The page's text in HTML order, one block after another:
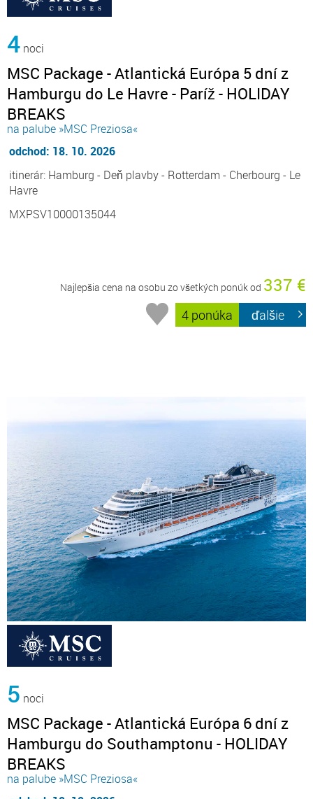
4 noci
MSC Package - Atlantická Európa 5 dní z
Hamburgu do Le Havre - Paríž - HOLIDAY
BREAKS
na palube »MSC Preziosa«
odchod: 18. 10. 2026
itinerár: Hamburg - Deň plavby - Rotterdam - Cherbourg - Le
Havre
MXPSV10000135044
Najlepšia cena na osobu zo všetkých ponúk od 337 €
4 ponúka ďalšie
5 noci
MSC Package - Atlantická Európa 6 dní z
Hamburgu do Southamptonu - HOLIDAY
BREAKS
na palube »MSC Preziosa«